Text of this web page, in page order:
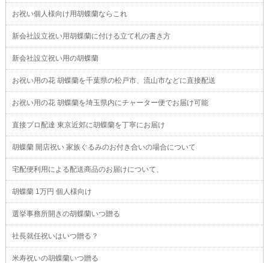
お祝い個人様向け用胡蝶蘭ならこれ
新会社設立祝い用胡蝶蘭に付ける立て札の書き方
新会社設立祝い用の胡蝶蘭
お祝い用の花 胡蝶蘭を千葉県の松戸市、流山市などに直接配送
お祝い用の花 胡蝶蘭を埼玉県内にチャーター便でお届け可能
直接プロ配達 東京近郊に胡蝶蘭を丁寧にお届け
胡蝶蘭 開店祝い 家族ぐるみのお付き合いの場合について
宅配便利用による配送商品のお届けについて、
胡蝶蘭 1万円 個人様向け
選挙事務所開きの胡蝶蘭いつ贈る
社長就任祝いはいつ贈る？
米寿祝いの胡蝶蘭いつ贈る